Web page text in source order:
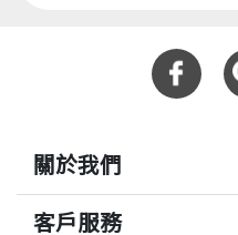
關於我們
客戶服務